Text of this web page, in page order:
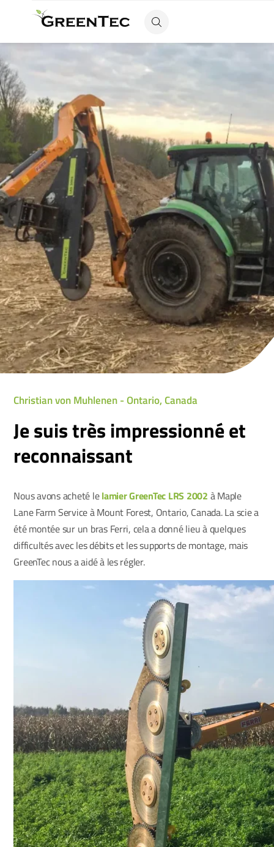
Christian von Muhlenen - Ontario, Canada
Je suis très impressionné et
reconnaissant
Nous avons acheté lelamier GreenTec LRS 2002 à Maple
Lane Farm Service à Mount Forest, Ontario, Canada. La scie a
été montée sur un bras Ferri, cela a donné lieu à quelques
difficultés avec les débits et les supports de montage, mais
GreenTec nous a aidé à les régler.